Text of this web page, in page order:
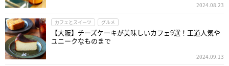
2024.08.23
カフェとスイーツ グルメ
【大阪】チーズケーキが美味しいカフェ9選！王道人気や
ユニークなものまで
2024.09.13